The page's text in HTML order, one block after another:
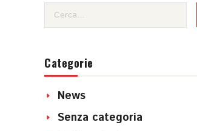
Categorie
News
Senza categoria